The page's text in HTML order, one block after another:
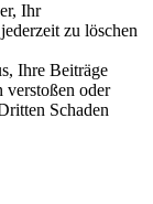
Ihr
zu löschen
Ihre Beiträge
verstoßen oder
Schaden